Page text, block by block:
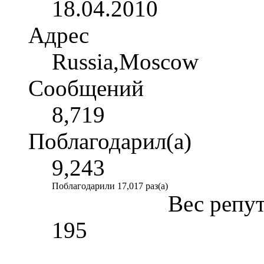
18.04.2010
Адрес
Russia,Moscow
Сообщений
8,719
Поблагодарил(а)
9,243
Поблагодарили 17,017 раз(а)
Вес
195